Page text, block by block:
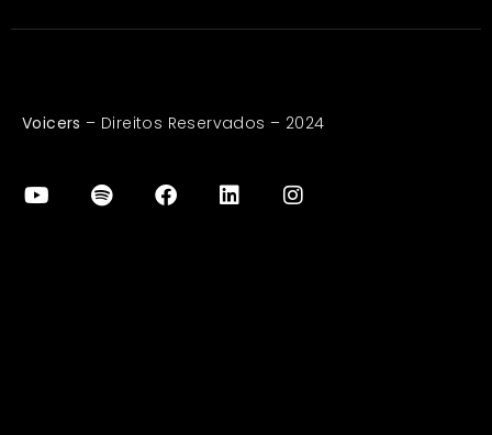
Voicers – Direitos Reservados – 2024